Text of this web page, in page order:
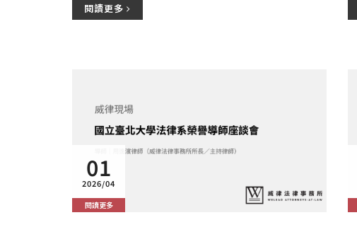
閱讀更多
01
2026/04
閱讀更多